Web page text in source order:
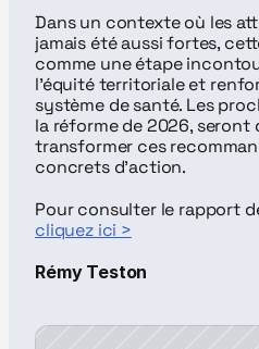
Dans un contexte où les
jamais été aussi fortes,
comme une étape
l’équité territoriale et
système de santé. Les
la réforme de 2026, seront
transformer ces
concrets d’action.
cliquez ici >
Rémy Teston